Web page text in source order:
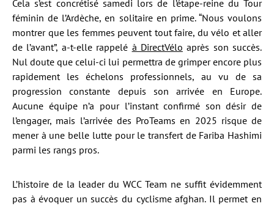
Cela s’est concrétisé samedi lors de l’étape-reine du Tour
féminin de l’Ardèche, en solitaire en prime. “Nous voulons
montrer que les femmes peuvent tout faire, du vélo et aller
de l’avant”, a-t-elle rappelé à DirectVélo après son succès.
Nul doute que celui-ci lui permettra de grimper encore plus
rapidement les échelons professionnels, au vu de sa
progression constante depuis son arrivée en Europe.
Aucune équipe n’a pour l’instant confirmé son désir de
l’engager, mais l’arrivée des ProTeams en 2025 risque de
mener à une belle lutte pour le transfert de Fariba Hashimi
parmi les rangs pros.
L’histoire de la leader du WCC Team ne suffit évidemment
pas à évoquer un succès du cyclisme afghan. Il permet en